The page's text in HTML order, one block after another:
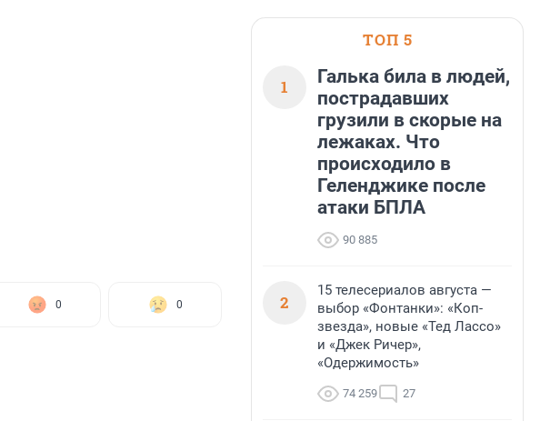
0 0
ТОП 5
1
Галька била в людей,
пострадавших
грузили в скорые на
лежаках. Что
происходило в
Геленджике после
атаки БПЛА
90 885
2
15 телесериалов августа —
выбор «Фонтанки»: «Коп-
звезда», новые «Тед Лассо»
и «Джек Ричер»,
«Одержимость»
74 259 27